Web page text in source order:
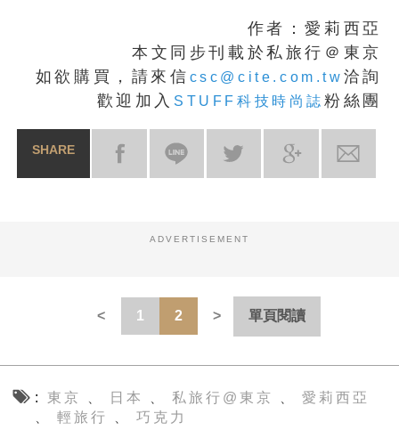
作者：愛莉西亞
本文同步刊載於私旅行＠東京
如欲購買，請來信 csc@cite.com.tw 洽詢
歡迎加入 STUFF科技時尚誌 粉絲團
SHARE
ADVERTISEMENT
1 2 單頁閱讀
東京 日本 私旅行@東京 愛莉西亞
、輕旅行 、巧克力